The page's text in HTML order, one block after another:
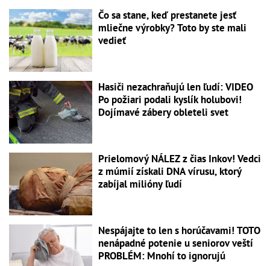
Čo sa stane, keď prestanete jesť
mliečne výrobky? Toto by ste mali
vedieť
Hasiči nezachraňujú len ľudí: VIDEO
Po požiari podali kyslík holubovi!
Dojímavé zábery obleteli svet
Prielomový NÁLEZ z čias Inkov! Vedci
z múmií získali DNA vírusu, ktorý
zabíjal milióny ľudí
Nespájajte to len s horúčavami! TOTO
nenápadné potenie u seniorov veští
PROBLÉM: Mnohí to ignorujú